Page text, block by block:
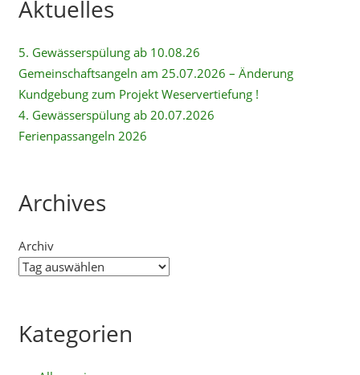
Aktuelles
5. Gewässerspülung ab 10.08.26
Gemeinschaftsangeln am 25.07.2026 – Änderung
Kundgebung zum Projekt Weservertiefung !
4. Gewässerspülung ab 20.07.2026
Ferienpassangeln 2026
Archives
Archiv
Kategorien